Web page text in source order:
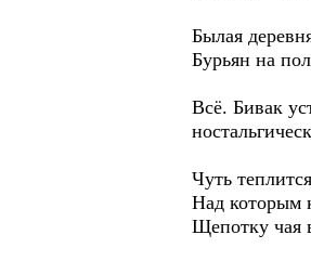
Былая
Бурьян на
Всё. Бивак
Чуть
Над которым
Щепотку чая